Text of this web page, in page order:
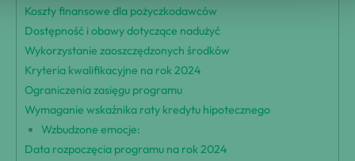
Koszty finansowe dla pożyczkodawców
Dostępność i obawy dotyczące nadużyć
Wykorzystanie zaoszczędzonych środków
Kryteria kwalifikacyjne na rok 2024
Ograniczenia zasięgu programu
Wymaganie wskaźnika raty kredytu hipotecznego
Wzbudzone emocje:
Data rozpoczęcia programu na rok 2024